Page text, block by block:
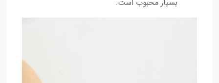
بسیار محبوب است.